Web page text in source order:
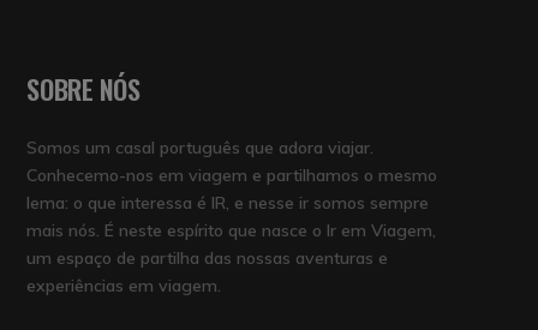
SOBRE NÓS
Somos um casal português que adora viajar.
Conhecemo-nos em viagem e partilhamos o mesmo
lema: o que interessa é IR, e nesse ir somos sempre
mais nós. É neste espírito que nasce o Ir em Viagem,
um espaço de partilha das nossas aventuras e
experiências em viagem.